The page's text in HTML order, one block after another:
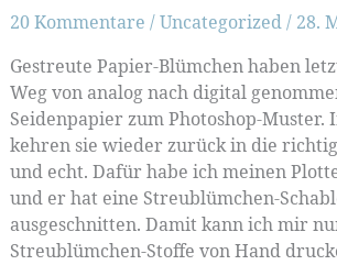
20 Kommentare /Uncategorized/ 28.
Gestreute Papier-Blümchen haben
Weg von analog nach digital
Seidenpapier zum Photoshop-Muster.
kehren sie wieder zurück in die
und echt. Dafür habe ich meinen
und er hat eine Streublümchen-
ausgeschnitten. Damit kann ich mir
Streublümchen-Stoffe von Hand